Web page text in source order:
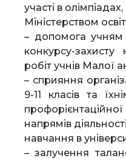
участі в
Міністерством
– допомога учням
конкурсу-захисту
робіт учнів Малої
– сприяння
9-11 класів та
напрямів
навчання в
– залучення